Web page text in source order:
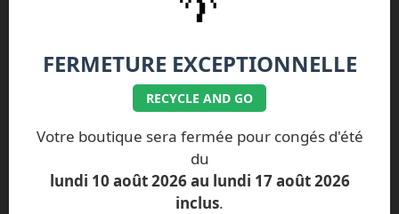
FINALISER
OBTENIR MON DEVIS PDF
GRATUIT
FERMETURE EXCEPTIONNELLE
RECYCLE AND GO
Votre boutique sera fermée pour congés d'été
du
lundi 10 août 2026 au lundi 17 août 2026
inclus.